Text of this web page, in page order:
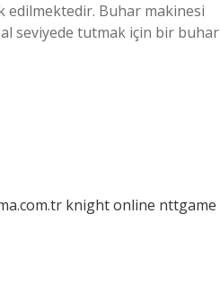
edilmektedir. Buhar makinesi
seviyede tutmak için bir buhar
knight online nttgame